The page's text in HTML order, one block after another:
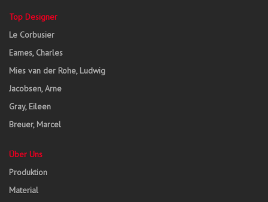
Top Designer
Le Corbusier
Eames, Charles
Mies van der Rohe, Ludwig
Jacobsen, Arne
Gray, Eileen
Breuer, Marcel
Über Uns
Produktion
Material